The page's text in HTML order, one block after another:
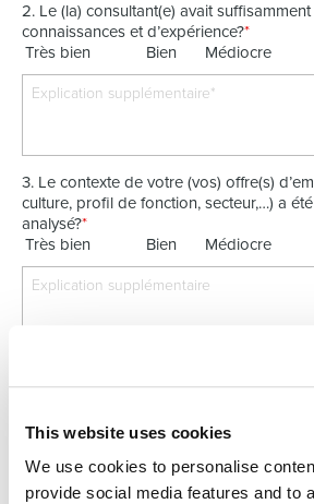
This website uses cookies
We use cookies to personalise
provide social media features and to
2. Le (la) consultant(e) avait
connaissances et d’expérience?*
Très bien
Bien Médiocre
3. Le contexte de votre (vos) offre(s)
culture, profil de fonction, secteur,…) a
analysé?*
Très bien
Bien Médiocre
4. Vous avez été satisfait(e) de la qualité
Très bien
Bien Médiocre